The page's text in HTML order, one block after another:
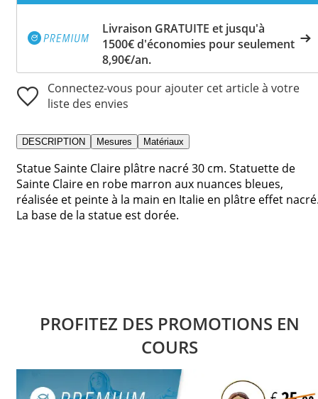
Livraison GRATUITE et jusqu'à
1500€ d'économies pour seulement
8,90€/an.
Connectez-vous pour ajouter cet article à votre
liste des envies
DESCRIPTION Mesures Matériaux
Statue Sainte Claire plâtre nacré 30 cm. Statuette de
Sainte Claire en robe marron aux nuances bleues,
réalisée et peinte à la main en Italie en plâtre effet
La base de la statue est dorée.
PROFITEZ DES PROMOTIONS EN
COURS